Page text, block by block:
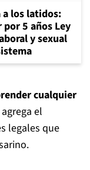
a los latidos:
por 5 años Ley
y sexual
cualquier
agrega el
legales que